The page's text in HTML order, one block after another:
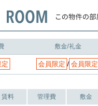
敷金/礼金
会員限定 / 会員限定
賃料 管理費 敷金